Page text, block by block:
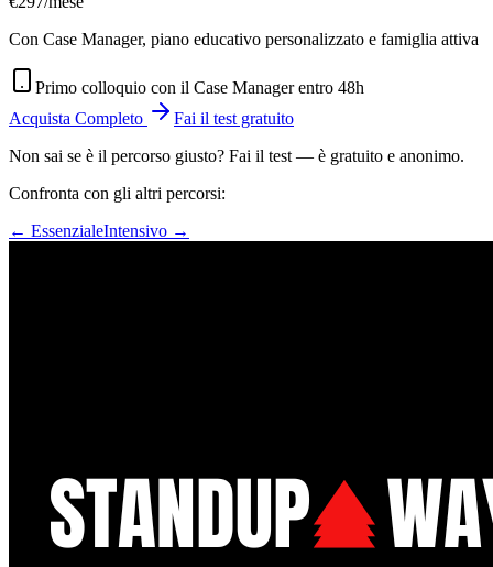
Con Case Manager, piano educativo personalizzato e famiglia attiva
Primo colloquio con il Case Manager entro 48h
Acquista Completo
Fai il test gratuito
Non sai se è il percorso giusto? Fai il test — è gratuito e anonimo.
Confronta con gli altri percorsi:
← EssenzialeIntensivo →